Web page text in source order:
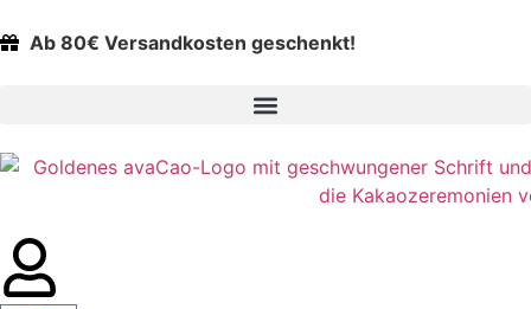
Ab 80€ Versandkosten geschenkt!